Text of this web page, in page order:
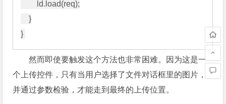
    }
然而即使要触发这个方法也非常困难。因为这是一
个上传控件，只有当用户选择了文件对话框里的图片，
并通过参数检验，才能走到最终的上传位置。